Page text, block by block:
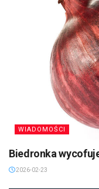
WIADOMOŚCI
Biedronka
2026-02-23